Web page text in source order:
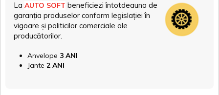
La AUTO SOFT beneficiezi întotdeauna de
garanția produselor conform legislației în
vigoare și politicilor comerciale ale
producătorilor.
Anvelope 3 ANI
Jante 2 ANI